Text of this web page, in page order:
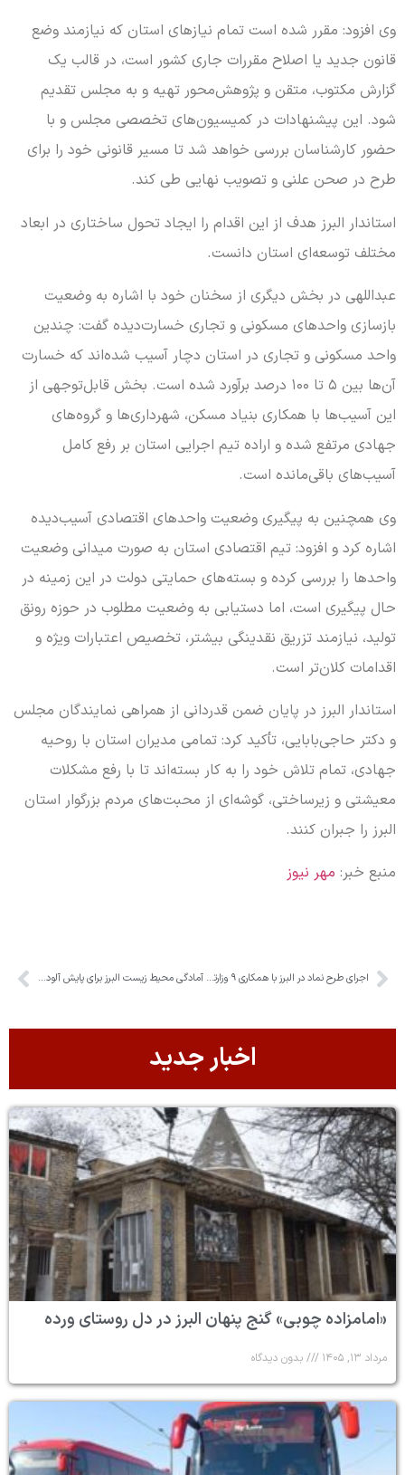
وی افزود: مقرر شده است تمام نیازهای استان که نیازمند وضع
قانون جدید یا اصلاح مقررات جاری کشور است، در قالب یک
گزارش مکتوب، متقن و پژوهش‌محور تهیه و به مجلس تقدیم
شود. این پیشنهادات در کمیسیون‌های تخصصی مجلس و با
حضور کارشناسان بررسی خواهد شد تا مسیر قانونی خود را برای
طرح در صحن علنی و تصویب نهایی طی کند.
استاندار البرز هدف از این اقدام را ایجاد تحول ساختاری در ابعاد
مختلف توسعه‌ای استان دانست.
عبداللهی در بخش دیگری از سخنان خود با اشاره به وضعیت
بازسازی واحدهای مسکونی و تجاری خسارت‌دیده گفت: چندین
واحد مسکونی و تجاری در استان دچار آسیب شده‌اند که خسارت
آن‌ها بین ۵ تا ۱۰۰ درصد برآورد شده است. بخش قابل‌توجهی از
این آسیب‌ها با همکاری بنیاد مسکن، شهرداری‌ها و گروه‌های
جهادی مرتفع شده و اراده تیم اجرایی استان بر رفع کامل
آسیب‌های باقی‌مانده است.
وی همچنین به پیگیری وضعیت واحدهای اقتصادی آسیب‌دیده
اشاره کرد و افزود: تیم اقتصادی استان به صورت میدانی وضعیت
واحدها را بررسی کرده و بسته‌های حمایتی دولت در این زمینه در
حال پیگیری است، اما دستیابی به وضعیت مطلوب در حوزه رونق
تولید، نیازمند تزریق نقدینگی بیشتر، تخصیص اعتبارات ویژه و
اقدامات کلان‌تر است.
استاندار البرز در پایان ضمن قدردانی از همراهی نمایندگان مجلس
و دکتر حاجی‌بابایی، تأکید کرد: تمامی مدیران استان با روحیه
جهادی، تمام تلاش خود را به کار بسته‌اند تا با رفع مشکلات
معیشتی و زیرساختی، گوشه‌ای از محبت‌های مردم بزرگوار استان
البرز را جبران کنند.
منبع خبر: مهر نیوز
اجرای طرح نماد در البرز با همکاری ۹ وزارتخانه آمادگی محیط زیست البرز برای پایش آلودگی‌ها در شرایط اضطراری
اخبار جدید
«امامزاده چوبی» گنج پنهان البرز در دل روستای ورده
مرداد ۱۳, ۱۴۰۵ بدون دیدگاه